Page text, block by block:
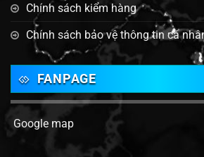
Chính sách kiểm hàng
Chính sách bảo vệ thông tin cá
FANPAGE
Google map